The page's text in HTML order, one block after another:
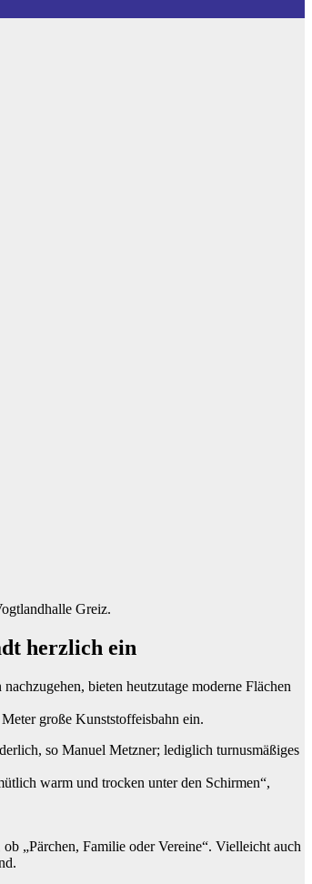
Greiz.
herzlich ein
bieten heutzutage moderne Flächen
große Kunststoffeisbahn ein.
so Manuel Metzner; lediglich turnusmäßiges
warm und trocken unter den Schirmen“,
„Pärchen, Familie oder Vereine“. Vielleicht auch